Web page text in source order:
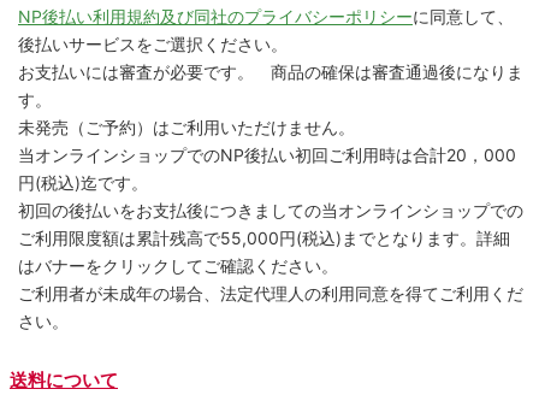
NP後払い利用規約及び同社のプライバシーポリシーに同意して、
後払いサービスをご選択ください。
お支払いには審査が必要です。 商品の確保は審査通過後になりま
す。
未発売（ご予約）はご利用いただけません。
当オンラインショップでのNP後払い初回ご利用時は合計20，000
円(税込)迄です。
初回の後払いをお支払後につきましての当オンラインショップでの
ご利用限度額は累計残高で55,000円(税込)までとなります。詳細
はバナーをクリックしてご確認ください。
ご利用者が未成年の場合、法定代理人の利用同意を得てご利用くだ
さい。
送料について